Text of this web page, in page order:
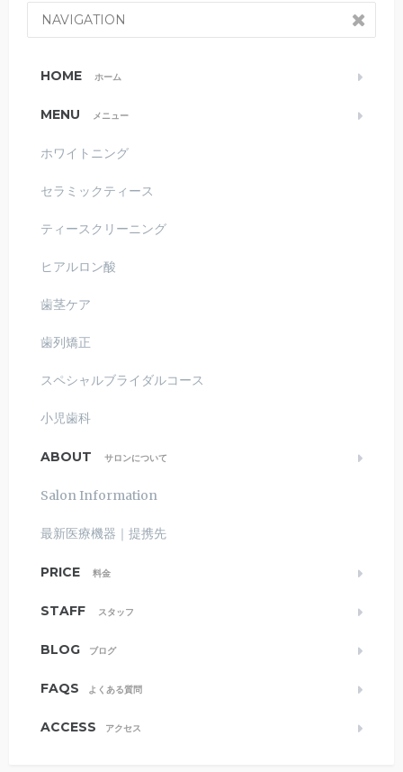
NAVIGATION
HOME ホーム
MENU メニュー
ホワイトニング
セラミックティース
ティースクリーニング
ヒアルロン酸
歯茎ケア
歯列矯正
スペシャルブライダルコース
小児歯科
ABOUT サロンについて
Salon Information
最新医療機器｜提携先
PRICE 料金
STAFF スタッフ
BLOG ブログ
FAQS よくある質問
ACCESS アクセス